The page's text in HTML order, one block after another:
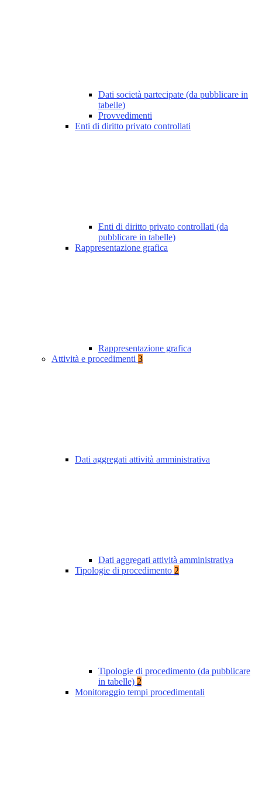
Dati società partecipate (da pubblicare in
tabelle)
Provvedimenti
Enti di diritto privato controllati
Enti di diritto privato controllati (da
pubblicare in tabelle)
Rappresentazione grafica
Rappresentazione grafica
Attività e procedimenti 3
Dati aggregati attività amministrativa
Dati aggregati attività amministrativa
Tipologie di procedimento 2
Tipologie di procedimento (da pubblicare
in tabelle) 2
Monitoraggio tempi procedimentali